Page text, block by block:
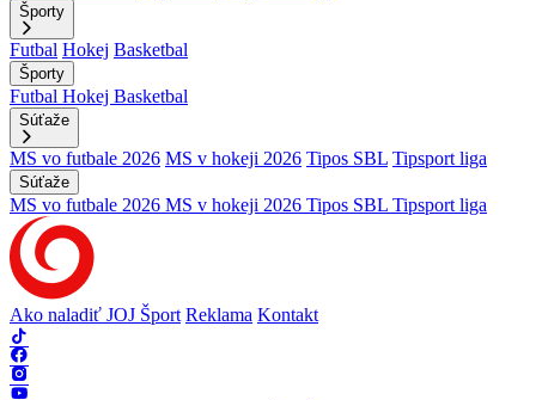
Športy
Futbal Hokej Basketbal
Športy
Futbal Hokej Basketbal
Súťaže
MS vo futbale 2026 MS v hokeji 2026 Tipos SBL Tipsport liga
Súťaže
MS vo futbale 2026 MS v hokeji 2026 Tipos SBL Tipsport liga
Ako naladiť JOJ Šport Reklama Kontakt